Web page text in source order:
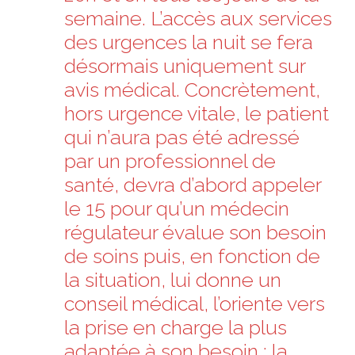
semaine. L’accès aux services
des urgences la nuit se fera
désormais uniquement sur
avis médical. Concrètement,
hors urgence vitale, le patient
qui n’aura pas été adressé
par un professionnel de
santé, devra d’abord appeler
le 15 pour qu’un médecin
régulateur évalue son besoin
de soins puis, en fonction de
la situation, lui donne un
conseil médical, l’oriente vers
la prise en charge la plus